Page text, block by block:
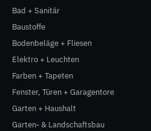
Bad + Sanitär
Baustoffe
Bodenbeläge + Fliesen
Elektro + Leuchten
Farben + Tapeten
Fenster, Türen + Garagentore
Garten + Haushalt
Garten- & Landschaftsbau